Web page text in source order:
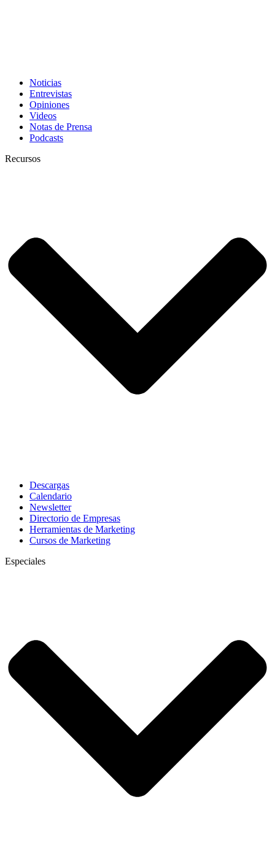
Noticias
Entrevistas
Opiniones
Videos
Notas de Prensa
Podcasts
Recursos
Descargas
Calendario
Newsletter
Directorio de Empresas
Herramientas de Marketing
Cursos de Marketing
Especiales